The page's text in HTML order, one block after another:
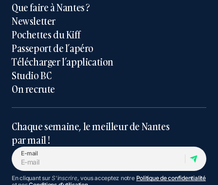
Que faire à Nantes ?
Newsletter
Pochettes du Kiff
Passeport de l’apéro
Télécharger l’application
Studio BC
On recrute
Chaque semaine, le meilleur de Nantes
par mail !
E-mail
En cliquant surS'inscrire, vous acceptez notre Politique de confidentialité